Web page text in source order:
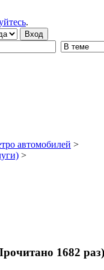
.
автомобилей >
>
1682 раз)